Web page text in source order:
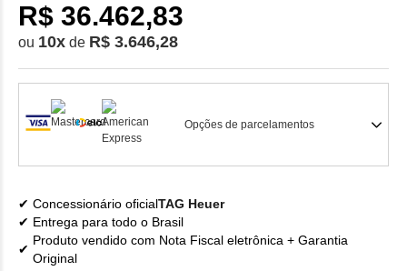
R$ 36.462,83
ou 10x de R$ 3.646,28
Opções de parcelamentos
Concessionário oficialTAG Heuer
Entrega para todo o Brasil
Produto vendido com Nota Fiscal eletrônica + Garantia
Original